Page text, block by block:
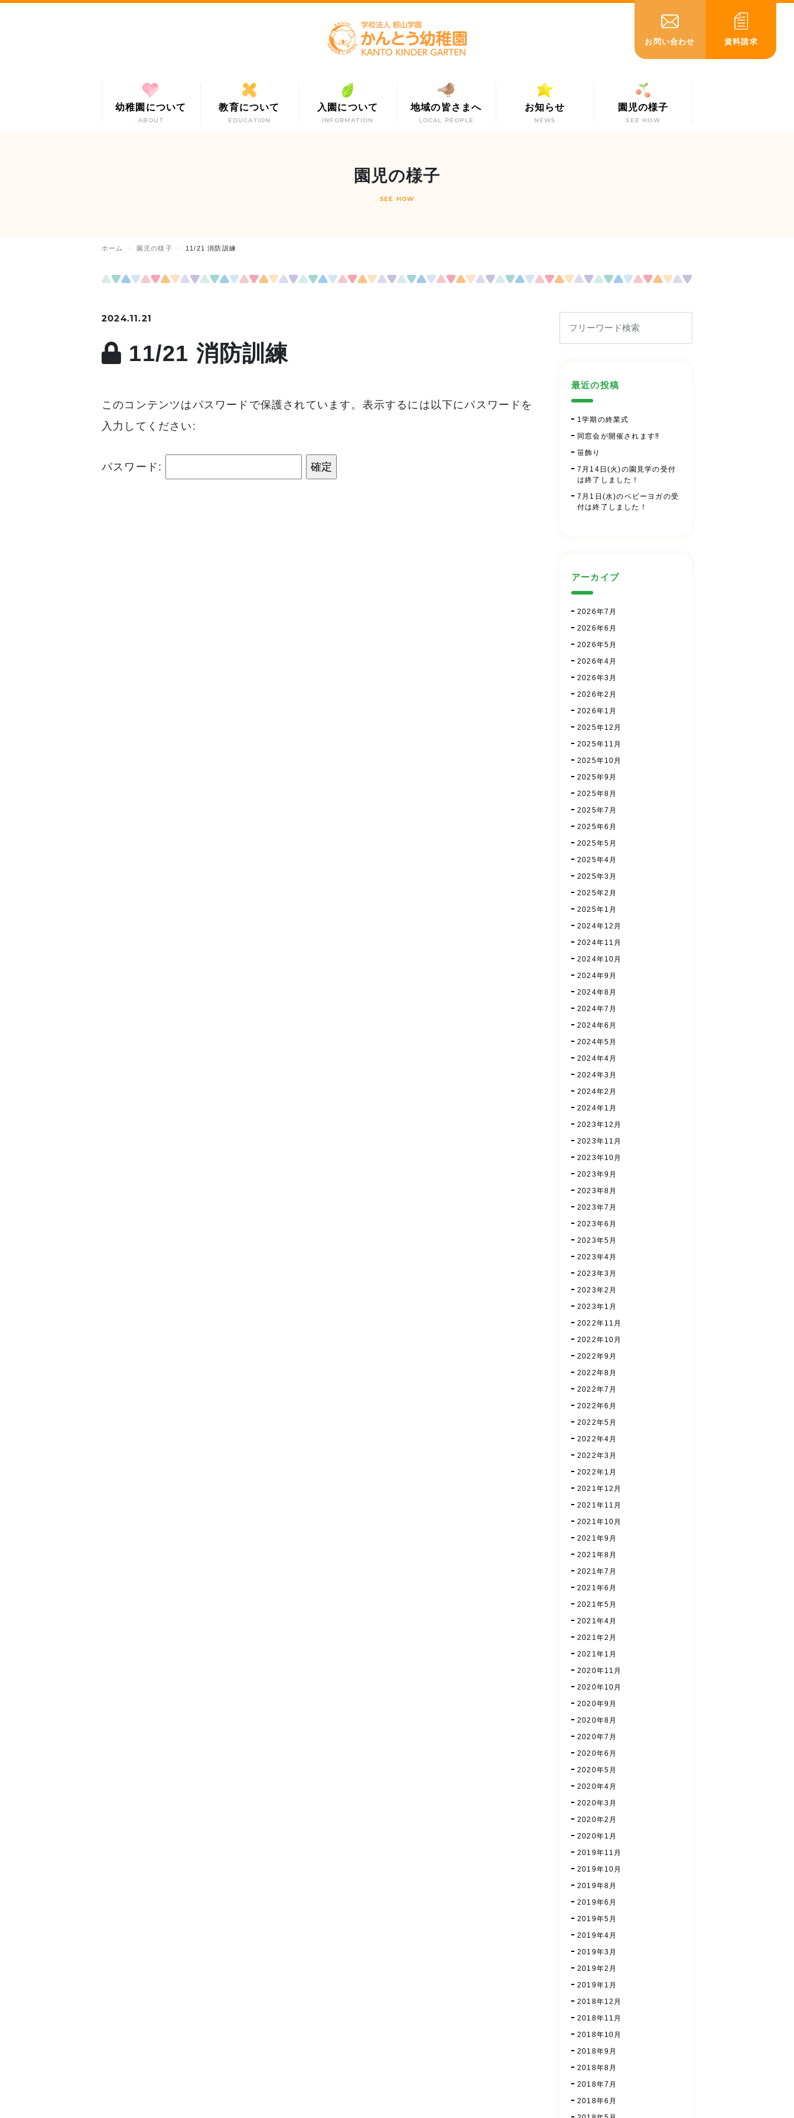
お問い合わせ 資料請求
幼稚園について
ABOUT
教育について
EDUCATION
入園について
INFORMATION
地域の皆さまへ
LOCAL PEOPLE
お知らせ
NEWS
園児の様子
SEE HOW
園児の様子
SEE HOW
ホーム 園児の様子 11/21 消防訓練
2024.11.21
11/21 消防訓練
このコンテンツはパスワードで保護されています。表示するには以下にパスワードを
入力してください:
パスワード:
最近の投稿
1学期の終業式
同窓会が開催されます‼
笹飾り
7月14日(火)の園見学の受付
は終了しました！
7月1日(水)のベビーヨガの受
付は終了しました！
アーカイブ
2026年7月
2026年6月
2026年5月
2026年4月
2026年3月
2026年2月
2026年1月
2025年12月
2025年11月
2025年10月
2025年9月
2025年8月
2025年7月
2025年6月
2025年5月
2025年4月
2025年3月
2025年2月
2025年1月
2024年12月
2024年11月
2024年10月
2024年9月
2024年8月
2024年7月
2024年6月
2024年5月
2024年4月
2024年3月
2024年2月
2024年1月
2023年12月
2023年11月
2023年10月
2023年9月
2023年8月
2023年7月
2023年6月
2023年5月
2023年4月
2023年3月
2023年2月
2023年1月
2022年11月
2022年10月
2022年9月
2022年8月
2022年7月
2022年6月
2022年5月
2022年4月
2022年3月
2022年1月
2021年12月
2021年11月
2021年10月
2021年9月
2021年8月
2021年7月
2021年6月
2021年5月
2021年4月
2021年2月
2021年1月
2020年11月
2020年10月
2020年9月
2020年8月
2020年7月
2020年6月
2020年5月
2020年4月
2020年3月
2020年2月
2020年1月
2019年11月
2019年10月
2019年8月
2019年6月
2019年5月
2019年4月
2019年3月
2019年2月
2019年1月
2018年12月
2018年11月
2018年10月
2018年9月
2018年8月
2018年7月
2018年6月